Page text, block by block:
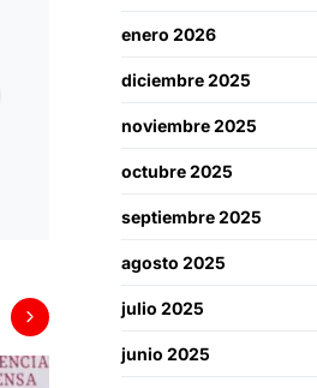
enero 2026
diciembre 2025
noviembre 2025
octubre 2025
septiembre 2025
agosto 2025
julio 2025
junio 2025